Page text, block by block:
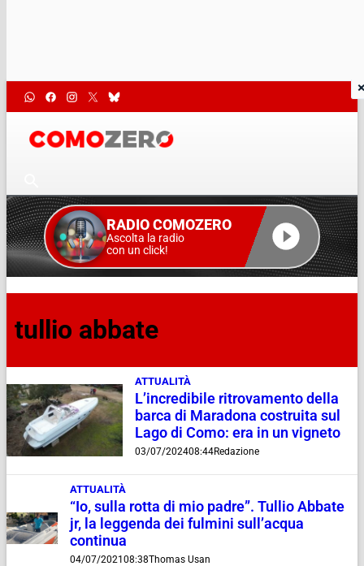
RADIO COMOZERO
Ascolta la radio
con un click!
tullio abbate
ATTUALITÀ
L’incredibile ritrovamento della
barca di Maradona costruita sul
Lago di Como: era in un vigneto
03/07/202408:44Redazione
ATTUALITÀ
“Io, sulla rotta di mio padre”. Tullio Abbate
jr, la leggenda dei fulmini sull’acqua
continua
04/07/202108:38Thomas Usan